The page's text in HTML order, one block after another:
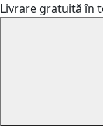
Livrare gratuită în